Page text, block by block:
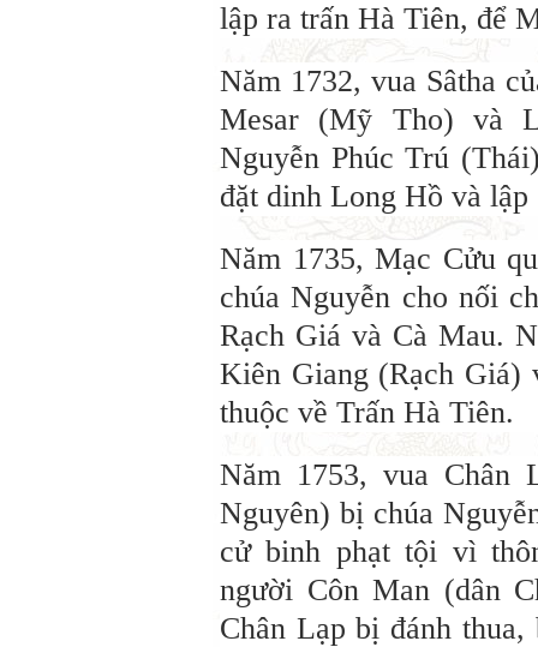
lập ra trấn Hà Tiên, để
Năm 1732, vua Sâtha
Mesar (Mỹ Tho) và
Nguyễn Phúc Trú
đặt dinh Long Hồ và
Năm 1735, Mạc Cửu
chúa Nguyễn cho nối
Rạch Giá và Cà Mau.
Kiên Giang (Rạch Giá)
thuộc về Trấn Hà Tiên.
Năm 1753, vua Chân
Nguyên) bị chúa
cử binh phạt tội vì
người Côn Man (dân
Chân Lạp bị đánh